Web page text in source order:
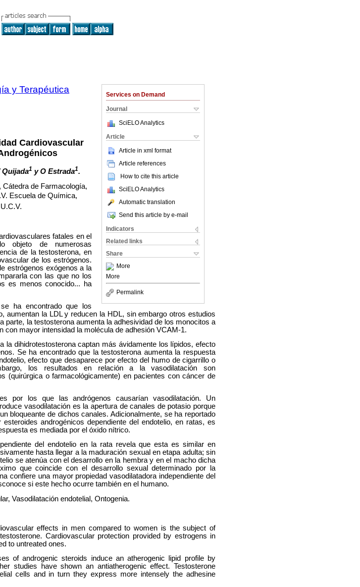
Services on Demand
Journal
SciELO Analytics
Article
Article in xml format
Article references
How to cite this article
SciELO Analytics
Automatic translation
Send this article by e-mail
Indicators
Related links
Share
More
More
Permalink
y Terapéutica
Cardiovascular
Quijada1 y O Estrada1.
de Farmacología,
Escuela de Química,
fatales en el
objeto de numerosas
de la testosterona, en
de los estrógenos.
estrógenos exógenos a la
con las que no los
es menos conocido... ha
ha encontrado que los
aumentan la LDL y reducen la HDL, sin embargo otros estudios
parte, la testosterona aumenta la adhesividad de los monocitos a
con mayor intensidad la molécula de adhesión VCAM-1.
la dihidrotestosterona captan más ávidamente los lípidos, efecto
Se ha encontrado que la testosterona aumenta la respuesta
efecto que desaparece por efecto del humo de cigarrillo o
los resultados en relación a la vasodilatación son
(quirúrgica o farmacológicamente) en pacientes con cáncer de
por los que las andrógenos causarían vasodilatación. Un
vasodilatación es la apertura de canales de potasio porque
bloqueante de dichos canales. Adicionalmente, se ha reportado
androgénicos dependiente del endotelio, en ratas, es
es mediada por el óxido nítrico.
del endotelio en la rata revela que esta es similar en
hasta llegar a la maduración sexual en etapa adulta; sin
se atenúa con el desarrollo en la hembra y en el macho dicha
que coincide con el desarrollo sexual determinado por la
confiere una mayor propiedad vasodilatadora independiente del
si este hecho ocurre también en el humano.
Vasodilatación endotelial, Ontogenia.
effects in men compared to women is the subject of
Cardiovascular protection provided by estrogens in
to untreated ones.
of androgenic steroids induce an atherogenic lipid profile by
studies have shown an antiatherogenic effect. Testosterone
cells and in turn they express more intensely the adhesine